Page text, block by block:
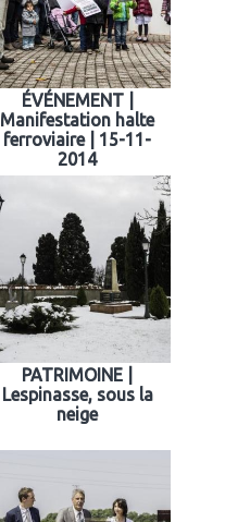
ÉVÉNEMENT |
Manifestation halte
ferroviaire | 15-11-
2014
PATRIMOINE |
Lespinasse, sous la
neige